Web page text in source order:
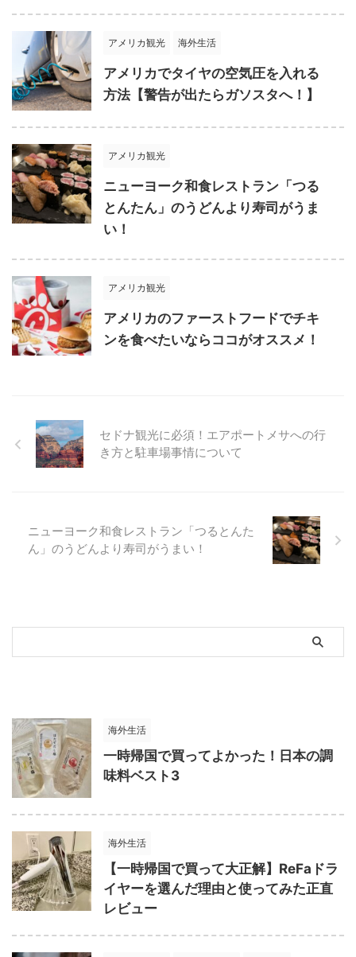
アメリカ観光 海外生活
アメリカでタイヤの空気圧を入れる
方法【警告が出たらガソスタへ！】
アメリカ観光
ニューヨーク和食レストラン「つる
とんたん」のうどんより寿司がうま
い！
アメリカ観光
アメリカのファーストフードでチキ
ンを食べたいならココがオススメ！
セドナ観光に必須！エアポートメサへの行
き方と駐車場事情について
ニューヨーク和食レストラン「つるとんた
ん」のうどんより寿司がうまい！
海外生活
一時帰国で買ってよかった！日本の調
味料ベスト3
海外生活
【一時帰国で買って大正解】ReFaドラ
イヤーを選んだ理由と使ってみた正直
レビュー